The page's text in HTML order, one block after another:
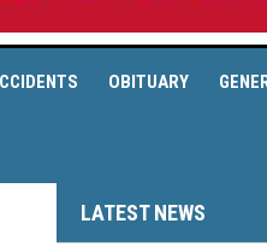
OBITUARY
LATEST NEWS